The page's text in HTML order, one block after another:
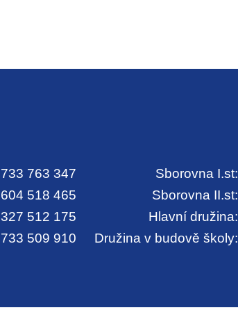
733 763 347 Sborovna I.st:
604 518 465 Sborovna II.st:
327 512 175 Hlavní družina:
733 509 910
Družina v budově školy: